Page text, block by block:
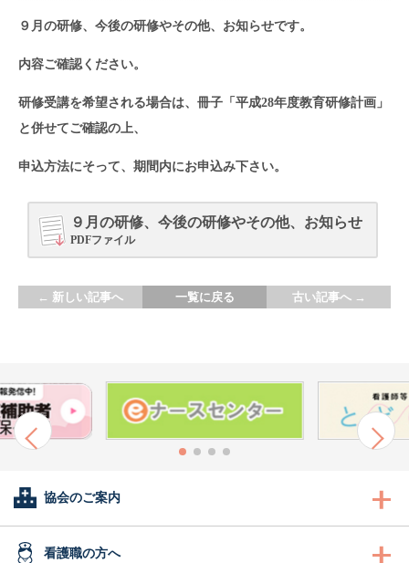
９月の研修、今後の研修やその他、お知らせです。
内容ご確認ください。
研修受講を希望される場合は、冊子「平成28年度教育研修計画」
と併せてご確認の上、
申込方法にそって、期間内にお申込み下さい。
９月の研修、今後の研修やその他、お知らせ
PDFファイル
← 新しい記事へ 一覧に戻る 古い記事へ →
協会のご案内
会長あいさつ
看護職の方へ